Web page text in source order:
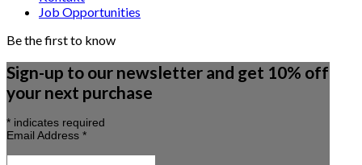
Job Opportunities
Be the first to know
Sign-up to our newsletter and get 10% off
your next purchase
* indicates required
Email Address *